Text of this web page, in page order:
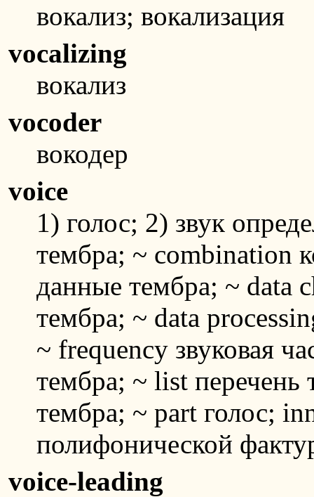
вокализ; вокализация
vocalizing
вокализ
vocoder
вокодер
voice
1) голос; 2) звук
тембра; ~ combination
данные тембра; ~ data
тембра; ~ data
~ frequency звуковая
тембра; ~ list перечень
тембра; ~ part голос;
полифонической
voice-leading